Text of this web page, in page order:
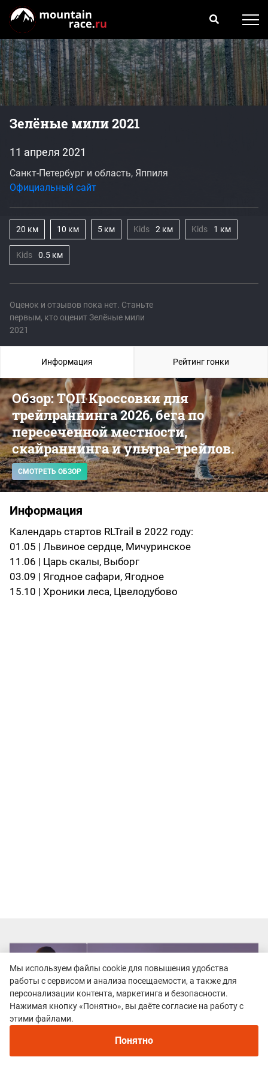
Зелёные мили 2021
Оценок и отзывов пока нет. Станьте
первым, кто оценит Зелёные мили
2021
11 апреля 2021
Санкт-Петербург и область, Яппиля
Официальный сайт
20 км 10 км 5 км Kids 2 км Kids 1 км
Kids 0.5 км
Обзор: ТОП Кроссовки для
трейлраннинга 2026, бега по
пересеченной местности,
скайраннинга и ультра-трейлов.
СМОТРЕТЬ ОБЗОР
Информация
Календарь стартов RLTrail в 2022 году:
01.05 | Львиное сердце, Мичуринское
11.06 | Царь скалы, Выборг
03.09 | Ягодное сафари, Ягодное
15.10 | Хроники леса, Цвелодубово
Информация Рейтинг гонки
Мы используем файлы cookie для повышения удобства
работы с сервисом и анализа посещаемости, а также для
персонализации контента, маркетинга и безопасности.
Нажимая кнопку «Понятно», вы даёте согласие на работу с
этими файлами.
Понятно